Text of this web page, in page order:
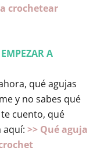
crochetear
A
qué agujas
y no sabes qué
cuento, qué
aquí: >> Qué aguja